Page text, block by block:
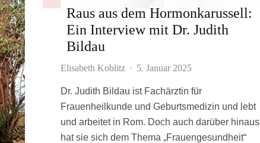
Raus aus dem Hormonkarussell:
Ein Interview mit Dr. Judith
Bildau
Elisabeth Koblitz · 5. Januar 2025
Dr. Judith Bildau ist Fachärztin für
Frauenheilkunde und Geburtsmedizin und lebt
und arbeitet in Rom. Doch auch darüber hinaus
hat sie sich dem Thema „Frauengesundheit“